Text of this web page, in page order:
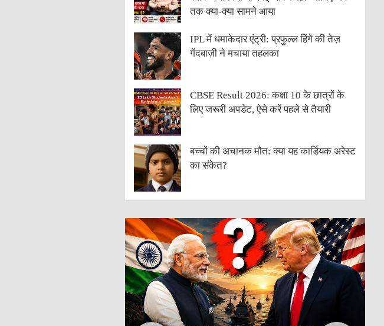
तक क्या-क्या सामने आया
IPL में धमाकेदार एंट्री: प्रफुल्ल हिंगे की तेज़
गेंदबाज़ी ने मचाया तहलका
CBSE Result 2026: कक्षा 10 के छात्रों के
लिए जरूरी अपडेट, ऐसे करें पहले से तैयारी
बच्चों की अचानक मौत: क्या यह कार्डियक अरेस्ट
का संकेत?